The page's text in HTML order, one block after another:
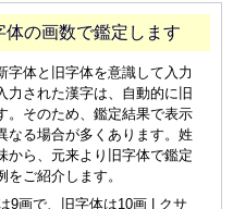
の画数で鑑定します
字体と旧字体を意識して入力
力された漢字は、自動的に旧
。そのため、鑑定結果で表示
なる場合が多くあります。姓
から、元来より旧字体で鑑定
ご紹介します。
9画で、旧字体は10画 | クサ